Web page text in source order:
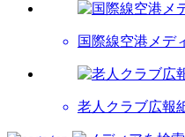
国際線空港メデ
老人クラブ広報